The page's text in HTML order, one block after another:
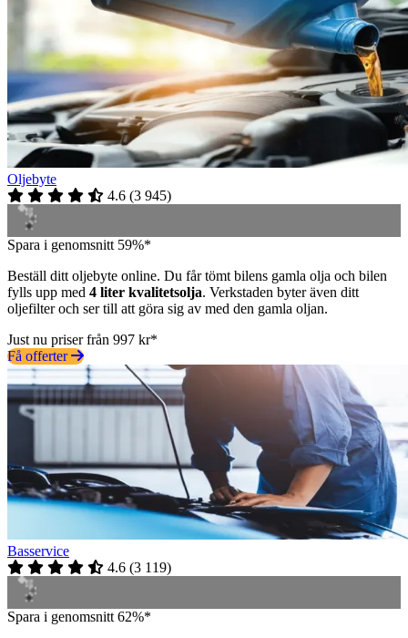
Oljebyte
4.6 (3 945)
Spara i genomsnitt 59%*
Beställ ditt oljebyte online. Du får tömt bilens gamla olja och bilen
fylls upp med 4 liter kvalitetsolja. Verkstaden byter även ditt
oljefilter och ser till att göra sig av med den gamla oljan.
Just nu priser från 997 kr*
Få offerter
Basservice
4.6 (3 119)
Spara i genomsnitt 62%*